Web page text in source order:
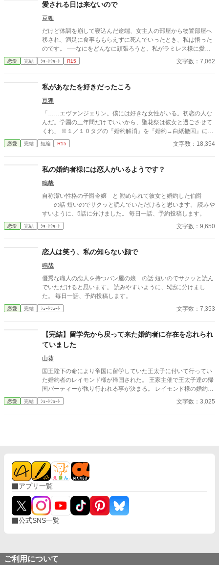
愛される日は来ないので
豆狸
だけど体調を崩して寝込んだ途端、女主人の部屋から物置部屋へ
移され、満足に食事ももらえずに死んでいったとき、私は悟った
のです。 ──なにをどんなに頑張ろうと、私がラミレス様に愛さ
れる日は来ないのだと。
恋愛 完結 ｼｮｰﾄｼｮｰﾄ R15 文字数：7,062
私があなたを好きだったころ
豆狸
「……エヴァンジェリン。僕には好きな女性がいる。初恋の人な
んだ。学園の三年間だけでいいから、聖花祭は彼女と過ごさせて
くれ」 ※１／１０タグの『婚約解消』を『婚約→白紙撤回』に訂
正しました。
恋愛 完結 短編 R15 文字数：18,354
私の婚約者様には恋人がいるようです？
鳴哉
自称潔い性格の子爵令嬢 と 勧められて彼女と婚約した伯爵
の話 短いのでサクッと読んでいただけると思います。 読みや
すいように、5話に分けました。 毎日一話、予約投稿します。
恋愛 完結 ｼｮｰﾄｼｮｰﾄ 文字数：9,650
恋人は笑う、私の知らない顔で
鳴哉
優秀な職人の恋人を持つパン屋の娘 の話 短いのでサクッと読ん
でいただけると思います。 読みやすいように、5話に分けまし
た。 毎日一話、予約投稿します。
恋愛 完結 ｼｮｰﾄｼｮｰﾄ 文字数：7,353
【完結】留学先から戻って来た婚約者に存在を忘れられ
ていました
山葵
国王陛下の命により帝国に留学していた王太子に付いて行ってい
た婚約者のレイモンド様が帰国された。 王家主催で王太子達の帰
国パーティーが執り行われる事が決まる。 レイモンド様の婚約者
の私も勿論、従兄にエスコートされ出席させて頂きますわ。 3年
ぶりに見るレイモンド様は、幼さもすっかり消え、美丈夫になっ
恋愛 完結 ｼｮｰﾄｼｮｰﾄ 文字数：3,025
アプリ一覧
公式SNS一覧
ご利用について